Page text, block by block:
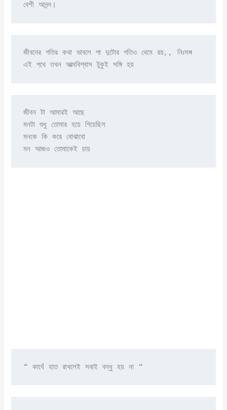
বেশী আনন্দ।
জীবনের গতির কথা ভাবলে পা দুটোর গতিও থেমে রয়,, নিঃসঙ্গ
এই পথে তখন আত্মবিশ্বাস টুকুই সঙ্গি হয়
জীবন টা আমারই আছে
মনটা শুধু তোমার হয়ে গিয়েছিল
মনকে কি করে বোঝাবো
মন আজও তোমাকেই চায়
“ কাধেঁ হাত রাখলেই সবাই বন্ধু হয় না “